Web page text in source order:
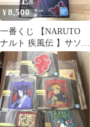
¥8,500
一番くじ 【NARUTO
ナルト 疾風伝 】サソリ
フィギュア